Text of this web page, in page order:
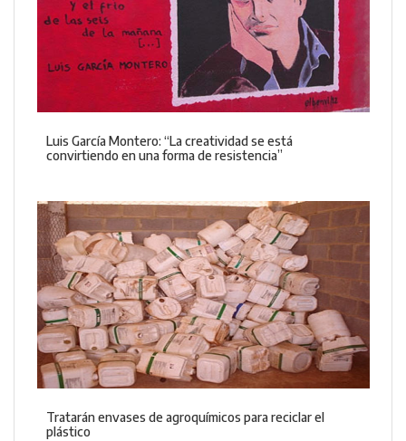
Luis García Montero: “La creatividad se está
convirtiendo en una forma de resistencia”
Tratarán envases de agroquímicos para reciclar el
plástico